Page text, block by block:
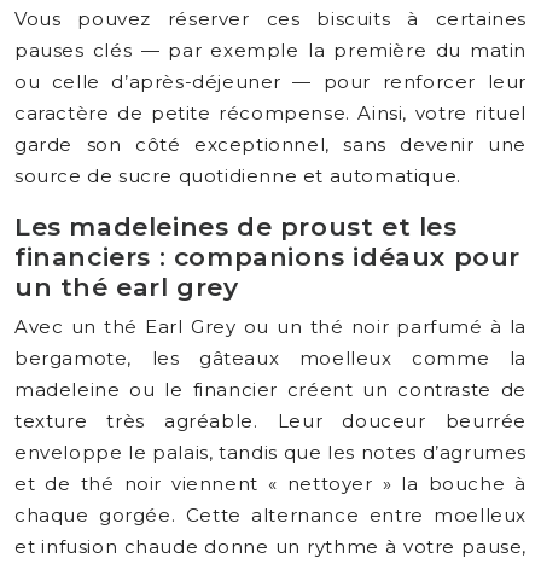
Vous pouvez réserver ces biscuits à certaines
pauses clés — par exemple la première du matin
ou celle d’après-déjeuner — pour renforcer leur
caractère de petite récompense. Ainsi, votre rituel
garde son côté exceptionnel, sans devenir une
source de sucre quotidienne et automatique.
Les madeleines de proust et les
financiers : companions idéaux pour
un thé earl grey
Avec un thé Earl Grey ou un thé noir parfumé à la
bergamote, les gâteaux moelleux comme la
madeleine ou le financier créent un contraste de
texture très agréable. Leur douceur beurrée
enveloppe le palais, tandis que les notes d’agrumes
et de thé noir viennent « nettoyer » la bouche à
chaque gorgée. Cette alternance entre moelleux
et infusion chaude donne un rythme à votre pause,